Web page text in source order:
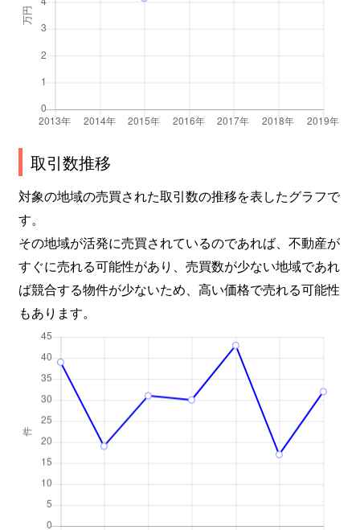
取引数推移
対象の地域の売買された取引数の推移を表したグラフで
す。
その地域が活発に売買されているのであれば、不動産が
すぐに売れる可能性があり、売買数が少ない地域であれ
ば競合する物件が少ないため、高い価格で売れる可能性
もあります。